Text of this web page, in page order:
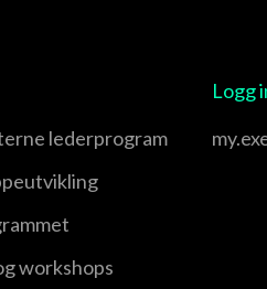
lederprogram
workshops
Logg